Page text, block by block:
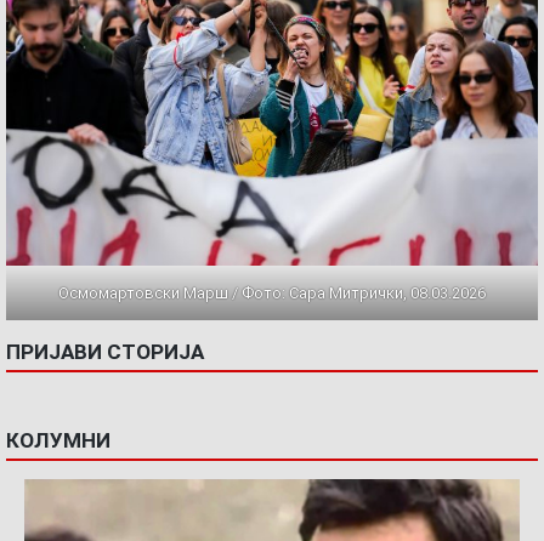
Осмомартовски Марш / Фото: Сара Митрички, 08.03.2026
ПРИЈАВИ СТОРИЈА
КОЛУМНИ